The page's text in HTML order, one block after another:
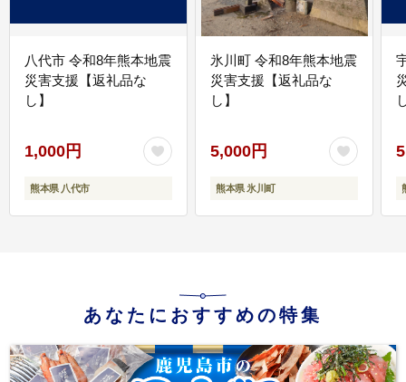
八代市 令和8年熊本地震
災害支援【返礼品な
し】
1,000円
熊本県 八代市
氷川町 令和8年熊本地震
災害支援【返礼品な
し】
5,000円
熊本県 氷川町
あなたにおすすめの特集